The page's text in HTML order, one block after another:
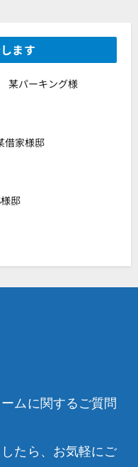
ます
パーキング様
借家様邸
邸
ムに関するご質問
たら、お気軽にご